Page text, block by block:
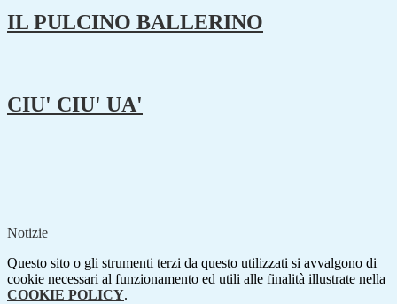
IL PULCINO BALLERINO
CIU' CIU' UA'
Notizie
Questo sito o gli strumenti terzi da questo utilizzati si avvalgono di
cookie necessari al funzionamento ed utili alle finalità illustrate nella
COOKIE POLICY.